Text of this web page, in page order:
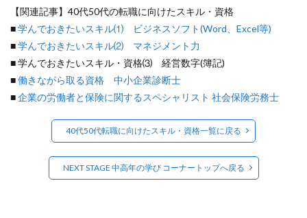
【関連記事】40代50代の転職に向けたスキル・資格
■学んでおきたいスキル⑴ ビジネスソフト(Word、Excel等)
■学んでおきたいスキル⑵ マネジメント力
■ 学んでおきたいスキル・資格⑶ 経営数字(簿記)
■働きながら取る資格 中小企業診断士
■企業の労働者と保険に関するスペシャリスト 社会保険労務士
40代50代転職に向けたスキル・資格一覧に戻る
NEXT STAGE 中高年の学び コーナートップへ戻る